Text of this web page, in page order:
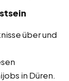
über und
in Düren.